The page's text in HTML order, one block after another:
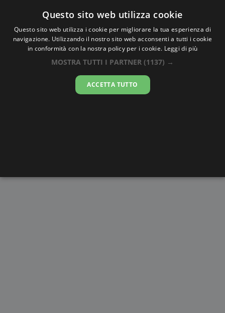
Oraesatta.co
Ora EsattaYaoundé
16:30:04
Questo sito web utilizza cookie
Questo sito web utilizza i cookie per migliorare la tua esperienza di
navigazione. Utilizzando il nostro sito web acconsenti a tutti i cookie
in conformità con la nostra policy per i cookie. Leggi di più
MOSTRA TUTTI I PARTNER (1137) →
ACCETTA TUTTO